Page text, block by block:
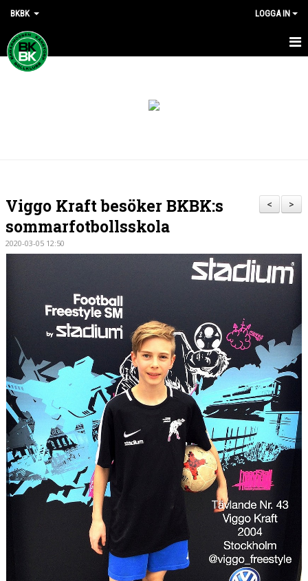
BKBK LOGGA IN
HEM
>
<
Viggo Kraft besöker BKBK:s
sommarfotbollsskola
2020-03-05 12:50